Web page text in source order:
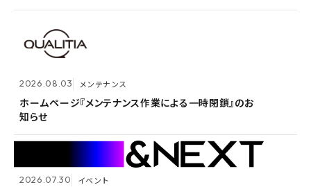
2026.08.03 メンテナンス
ホームページ『メンテナンス作業による一時閉鎖』のお
知らせ
2026.07.30 イベント
Active! gate SS、SaaS型メール誤送信防止市場でシ
ェア1位を3年連続獲得
2026.05.14 メンテナンス
ホームページ『メンテナンス作業による一時閉鎖』のお